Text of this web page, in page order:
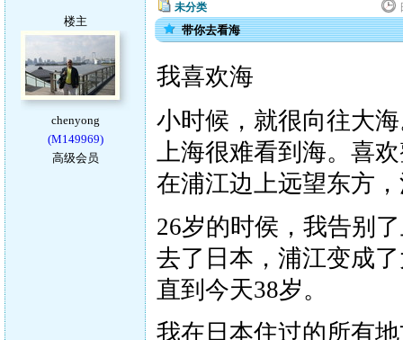
楼主
chenyong
(M149969)
高级会员
未分类
带你去看海
我喜欢海
小时候，就很向往大
上海很难看到海。喜
在浦江边上远望东方
26岁的时侯，我告别
去了日本，浦江变成
直到今天38岁。
我在日本住过的所有